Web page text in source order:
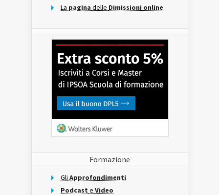
La pagina delle Dimissioni online
Formazione
Gli Approfondimenti
Podcast e Video